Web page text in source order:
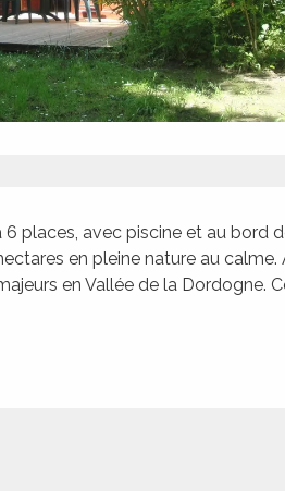
places, avec piscine et au bord
en pleine nature au calme.
en Vallée de la Dordogne.